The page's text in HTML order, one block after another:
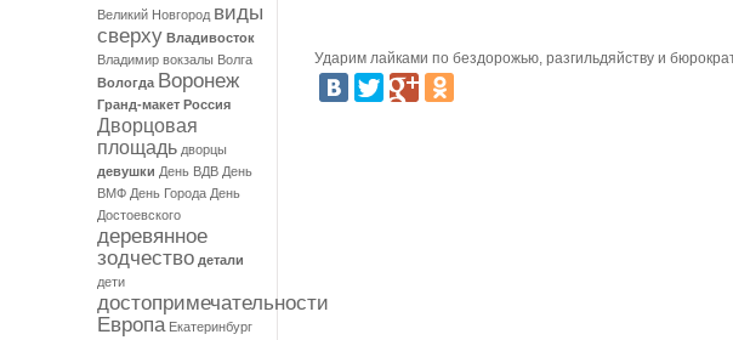
Великий Новгород виды
сверху Владивосток
Владимир вокзалы Волга
Вологда Воронеж
Гранд-макет Россия
Дворцовая
площадь дворцы
девушки День ВДВ День
ВМФ День Города День
Достоевского
деревянное
зодчество детали
дети
достопримечательности
Европа Екатеринбург
Ударим лайками по бездорожью, разгильдяйству и